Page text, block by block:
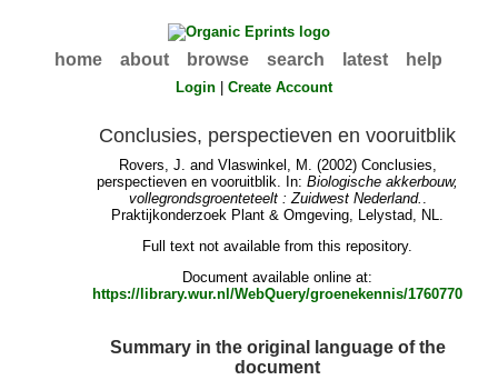
home about browse search latest help
Login |Create Account
Conclusies, perspectieven en vooruitblik
Rovers, J. and Vlaswinkel, M. (2002) Conclusies,
perspectieven en vooruitblik. In:Biologische akkerbouw,
vollegrondsgroenteteelt : Zuidwest Nederland. .
Praktijkonderzoek Plant & Omgeving, Lelystad, NL.
Full text not available from this repository.
Document available online at:
https://library.wur.nl/WebQuery/groenekennis/1760770
Summary in the original language of the
document